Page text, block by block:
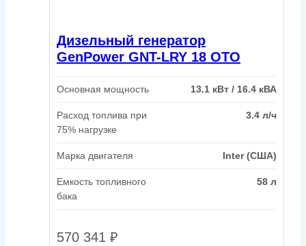
Дизельный генератор
GenPower GNT-LRY 18 OTO
Основная мощность 13.1 кВт / 16.4 кВА
Расход топлива при
75% нагрузке
3.4 л/ч
Марка двигателя Inter (США)
Емкость топливного
бака
58 л
570 341 ₽